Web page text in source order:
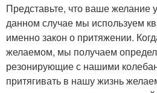
Представьте, что ваше желание
данном случае мы используем
именно закон о притяжении.
желаемом, мы получаем
резонирующие с нашими
притягивать в нашу жизнь